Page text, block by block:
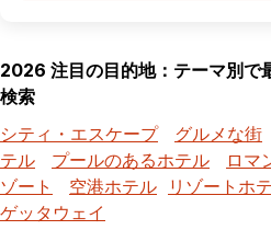
2026 注目の目的地：テーマ別で
検索
シティ・エスケープ
グルメな街
テル
プールのあるホテル ロマ
ゾート
空港ホテル リゾートホ
ゲッタウェイ